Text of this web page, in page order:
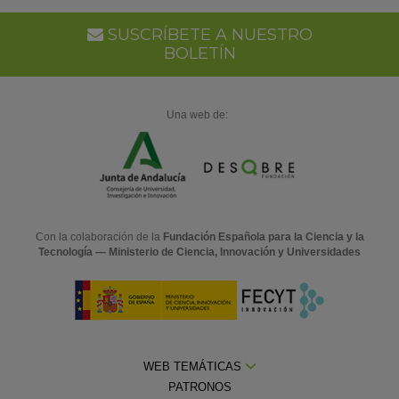
SUSCRÍBETE A NUESTRO
BOLETÍN
Una web de:
Con la colaboración de la Fundación Española para la Ciencia y la
Tecnología — Ministerio de Ciencia, Innovación y Universidades
WEB TEMÁTICAS
PATRONOS